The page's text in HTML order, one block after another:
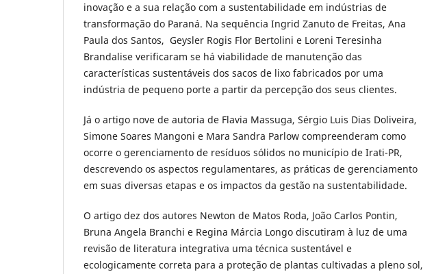
inovação e a sua relação com a sustentabilidade em indústrias de
transformação do Paraná. Na sequência Ingrid Zanuto de Freitas, Ana
Paula dos Santos, Geysler Rogis Flor Bertolini e Loreni Teresinha
Brandalise verificaram se há viabilidade de manutenção das
características sustentáveis dos sacos de lixo fabricados por uma
indústria de pequeno porte a partir da percepção dos seus clientes.
Já o artigo nove de autoria de Flavia Massuga, Sérgio Luis Dias Doliveira,
Simone Soares Mangoni e Mara Sandra Parlow compreenderam como
ocorre o gerenciamento de resíduos sólidos no município de Irati-PR,
descrevendo os aspectos regulamentares, as práticas de gerenciamento
em suas diversas etapas e os impactos da gestão na sustentabilidade.
O artigo dez dos autores Newton de Matos Roda, João Carlos Pontin,
Bruna Angela Branchi e Regina Márcia Longo discutiram à luz de uma
revisão de literatura integrativa uma técnica sustentável e
ecologicamente correta para a proteção de plantas cultivadas a pleno sol,